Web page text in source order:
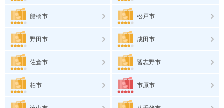
船橋市 松戸市
野田市 成田市
佐倉市 習志野市
柏市 市原市